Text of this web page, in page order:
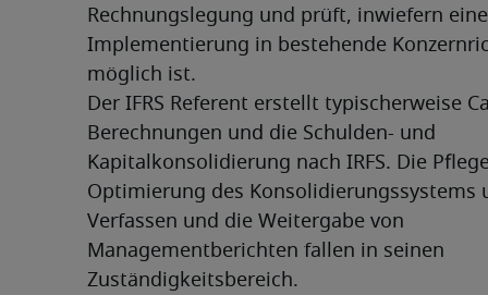
Rechnungslegung und prüft, inwiefern eine
Implementierung in bestehende
möglich ist.
Der IFRS Referent erstellt typischerweise
Berechnungen und die Schulden- und
Kapitalkonsolidierung nach IRFS. Die
Optimierung des Konsolidierungssystems
Verfassen und die Weitergabe von
Managementberichten fallen in seinen
Zuständigkeitsbereich.